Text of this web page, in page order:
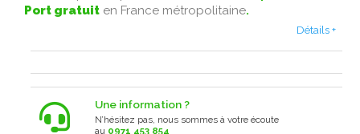
Port gratuit en France métropolitaine.
Détails +
Une information ?
N’hésitez pas, nous sommes à votre écoute
au 0971 453 854